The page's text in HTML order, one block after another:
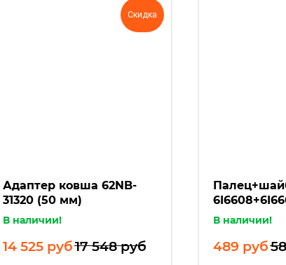
Скидка
Адаптер ковша 62NB-
31320 (50 мм)
В наличии!
14 525 руб17 548 руб
В наличии!
489 руб